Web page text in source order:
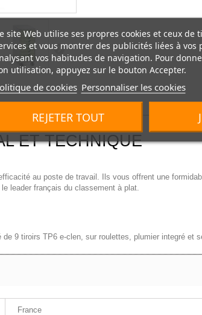
ET TECHNIQUE
au poste de travail. Ils vous offrent une
leader français du classement à plat.
9 tiroirs TP6 e-clen, sur roulettes, plumier integré et
France
site Web utilise ses propres cookies et ceux de
et vous montrer des publicités liées à vos
vos habitudes de navigation. Pour
utilisation, appuyez sur le bouton Accepter.
de cookies Personnaliser les cookies
REJETER TOUT